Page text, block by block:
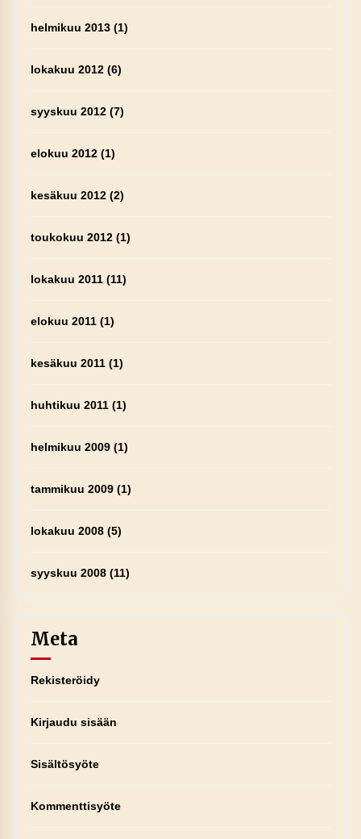
helmikuu 2013(1)
lokakuu 2012(6)
syyskuu 2012(7)
elokuu 2012(1)
kesäkuu 2012(2)
toukokuu 2012(1)
lokakuu 2011(11)
elokuu 2011(1)
kesäkuu 2011(1)
huhtikuu 2011(1)
helmikuu 2009(1)
tammikuu 2009(1)
lokakuu 2008(5)
syyskuu 2008(11)
Meta
Rekisteröidy
Kirjaudu sisään
Sisältösyöte
Kommenttisyöte